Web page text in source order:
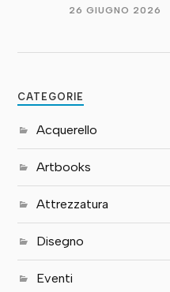
26 GIUGNO 2026
CATEGORIE
Acquerello
Artbooks
Attrezzatura
Disegno
Eventi